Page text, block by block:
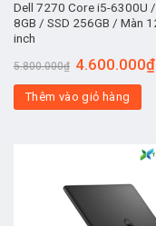
Dell 7270 Core i5-6300U /
8GB / SSD 256GB / Màn
inch
5.800.000₫ 4.600.000₫
Thêm vào giỏ hàng